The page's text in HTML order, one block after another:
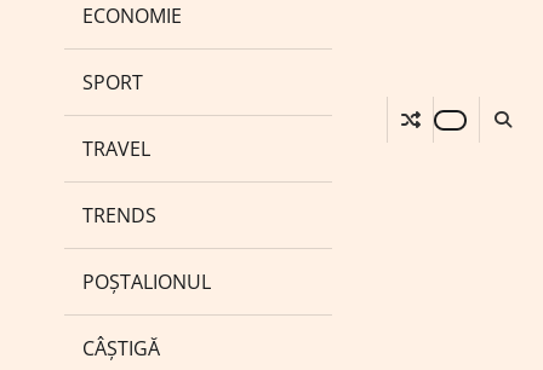
ECONOMIE
SPORT
TRAVEL
TRENDS
POȘTALIONUL
CÂȘTIGĂ